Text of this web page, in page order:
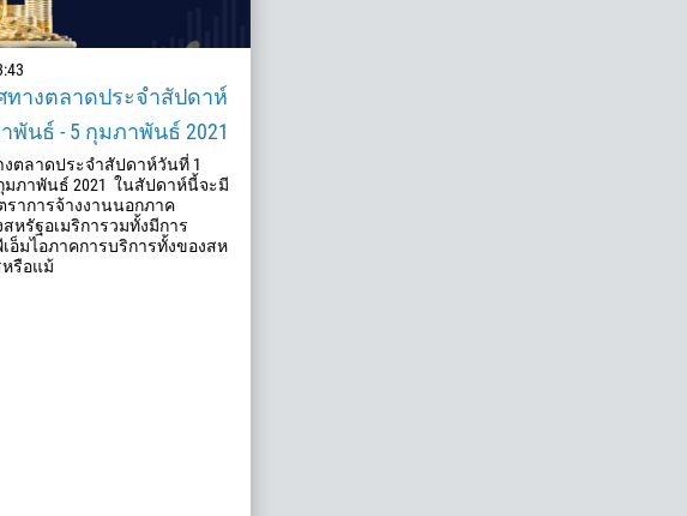
างตลาดประจำสัปดาห์
พันธ์ - 5 กุมภาพันธ์ 2021
ตลาดประจำสัปดาห์วันที่ 1
มภาพันธ์ 2021 ในสัปดาห์นี้จะมี
ราการจ้างงานนอกภาค
หรัฐอเมริการวมทั้งมีการ
อ็มไอภาคการบริการทั้งของสห
รือแม้
าร